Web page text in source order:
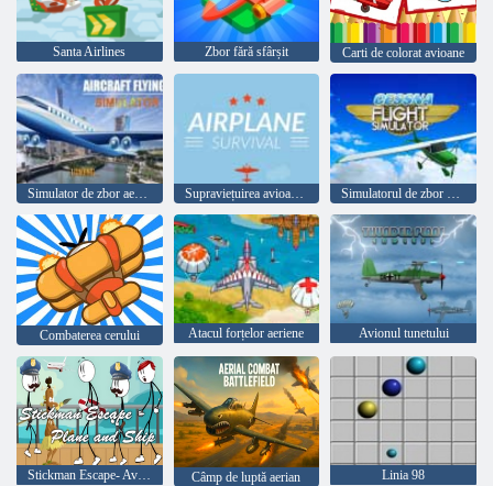
Santa Airlines Zbor fără sfârșit Carti de colorat avioane
Simulator de zbor aerian Supraviețuirea avioanelor Simulatorul de zbor Cessna
Combaterea cerului Atacul forțelor aeriene Avionul tunetului
Stickman Escape- Avion și navă Câmp de luptă aerian Linia 98